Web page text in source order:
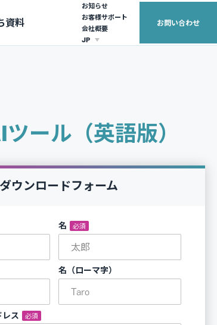
資料
お知らせ
お客様サポート
会社概要
JP
繁體中文
お問い合わせ
ール（英語版）
ダウンロードフォーム
名
名（ローマ字）
レス